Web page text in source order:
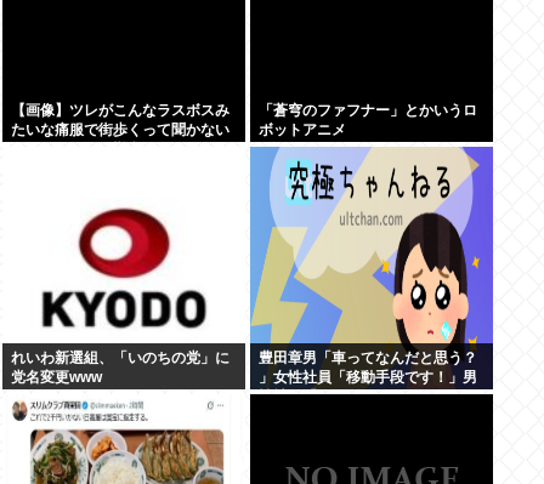
【画像】ツレがこんなラスボスみ
たいな痛服で街歩くって聞かない
「蒼穹のファフナー」とかいうロ
ボットアニメ
れいわ新選組、「いのちの党」に
党名変更www
豊田章男「車ってなんだと思う？
」女性社員「移動手段です！」男
性社員「…w」